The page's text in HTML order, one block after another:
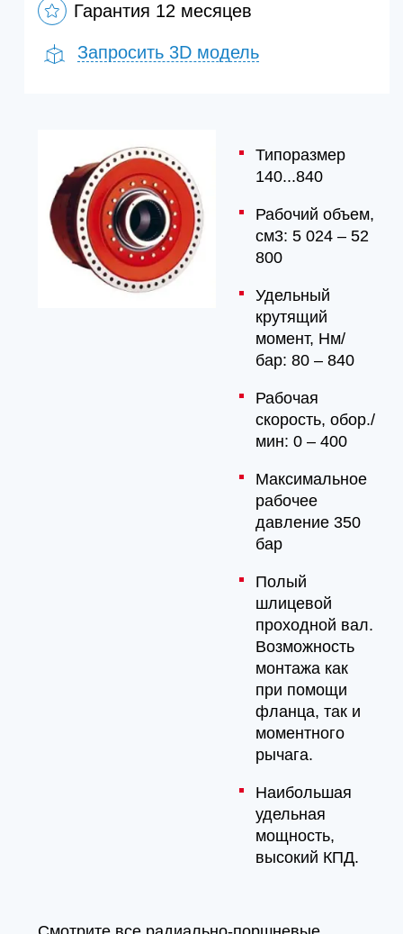
Гарантия 12 месяцев
Запросить 3D модель
Типоразмер
140...840
Рабочий объем,
см3: 5 024 – 52
800
Удельный
крутящий
момент, Hм/
бар: 80 – 840
Рабочая
скорость, обор./
мин: 0 – 400
Максимальное
рабочее
давление 350
бар
Полый
шлицевой
проходной вал.
Возможность
монтажа как
при помощи
фланца, так и
моментного
рычага.
Наибольшая
удельная
мощность,
высокий КПД.